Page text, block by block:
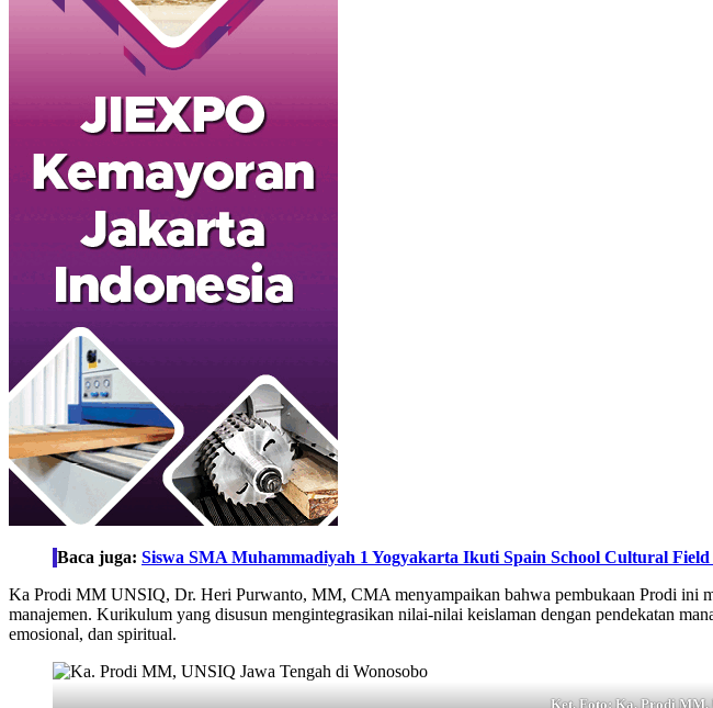
Baca juga: Siswa SMA Muhammadiyah 1 Yogyakarta Ikuti Spain School Cultural
Ka Prodi MM UNSIQ, Dr. Heri Purwanto, MM, CMA menyampaikan bahwa pembukaan Prodi ini
manajemen. Kurikulum yang disusun mengintegrasikan nilai-nilai keislaman dengan pendekatan
emosional, dan spiritual.
Ket. Foto: Ka. Prodi MM,